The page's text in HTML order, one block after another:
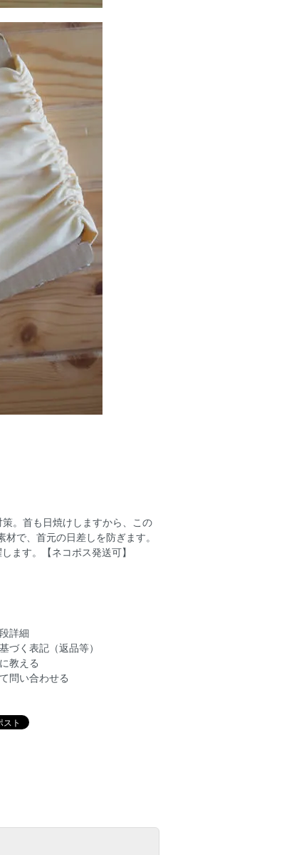
。首も日焼けしますから、この
で、首元の日差しを防ぎます。
ます。【ネコポス発送可】
詳細
づく表記（返品等）
教える
問い合わせる